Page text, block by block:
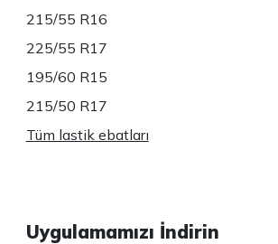
215/55 R16
225/55 R17
195/60 R15
215/50 R17
Tüm lastik ebatları
Uygulamamızı İndirin